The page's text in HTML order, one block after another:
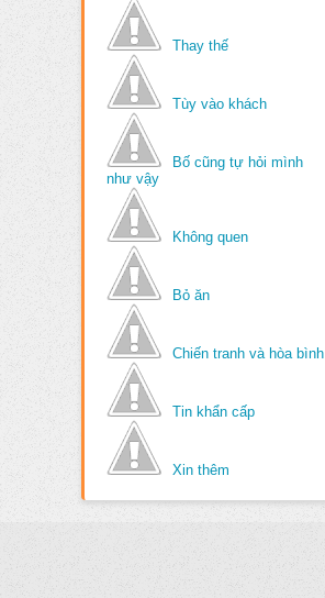
Thay thế
Tùy vào khách
Bố cũng tự hỏi mình
như vậy
Không quen
Bỏ ăn
Chiến tranh và hòa bình
Tin khẩn cấp
Xin thêm